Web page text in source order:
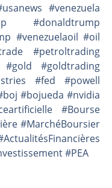
#venezuela
#donaldtrump
#venezuelaoil #oil
#petroltrading
#goldtrading
#fed #powell
#bojueda #nvidia
#Bourse
#MarchéBoursier
#PEA